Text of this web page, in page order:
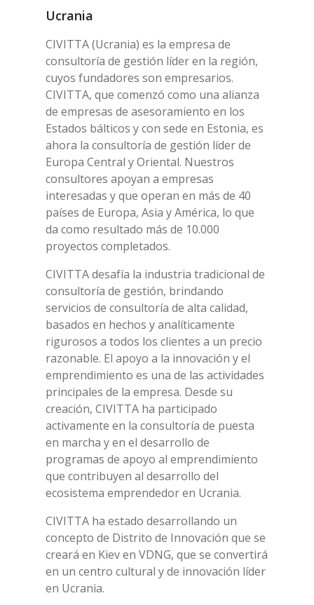
Ucrania
CIVITTA (Ucrania) es la empresa de
consultoría de gestión líder en la región,
cuyos fundadores son empresarios.
CIVITTA, que comenzó como una alianza
de empresas de asesoramiento en los
Estados bálticos y con sede en Estonia, es
ahora la consultoría de gestión líder de
Europa Central y Oriental. Nuestros
consultores apoyan a empresas
interesadas y que operan en más de 40
países de Europa, Asia y América, lo que
da como resultado más de 10.000
proyectos completados.
CIVITTA desafía la industria tradicional de
consultoría de gestión, brindando
servicios de consultoría de alta calidad,
basados en hechos y analíticamente
rigurosos a todos los clientes a un precio
razonable. El apoyo a la innovación y el
emprendimiento es una de las actividades
principales de la empresa. Desde su
creación, CIVITTA ha participado
activamente en la consultoría de puesta
en marcha y en el desarrollo de
programas de apoyo al emprendimiento
que contribuyen al desarrollo del
ecosistema emprendedor en Ucrania.
CIVITTA ha estado desarrollando un
concepto de Distrito de Innovación que se
creará en Kiev en VDNG, que se convertirá
en un centro cultural y de innovación líder
en Ucrania.